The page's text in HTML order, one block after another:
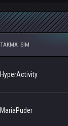
TAKMA ISIM
HyperActivity
MariaPuder